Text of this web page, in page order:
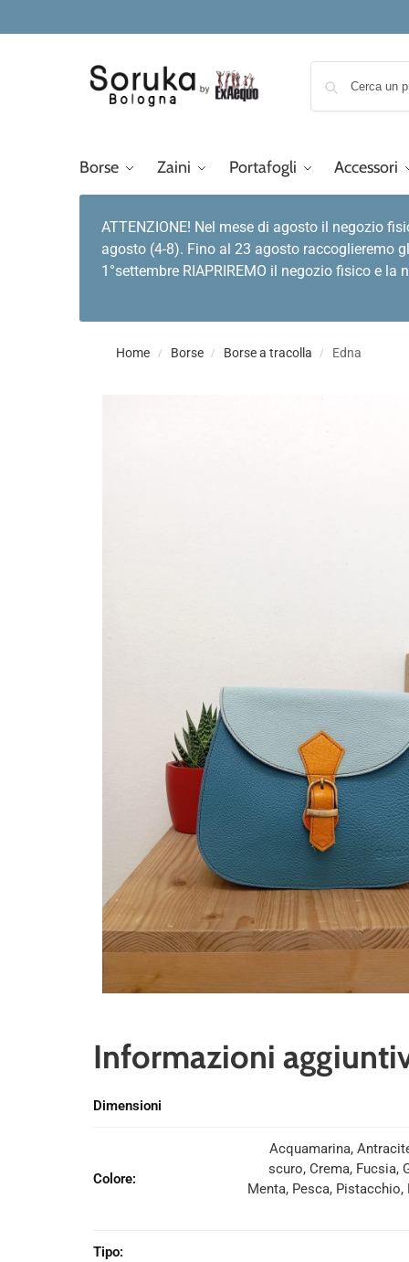
Borse Zaini Portafogli Accessori
ATTENZIONE! Nel mese di agosto il negozio
agosto (4-8). Fino al 23 agosto raccoglieremo
1°settembre RIAPRIREMO il negozio fisico e
Home / Borse / Borse a tracolla / Edna
Informazioni
Dimensioni
Colore:
Acquamarina,
scuro, Crema, Fucsia,
Menta, Pesca,
Tipo: